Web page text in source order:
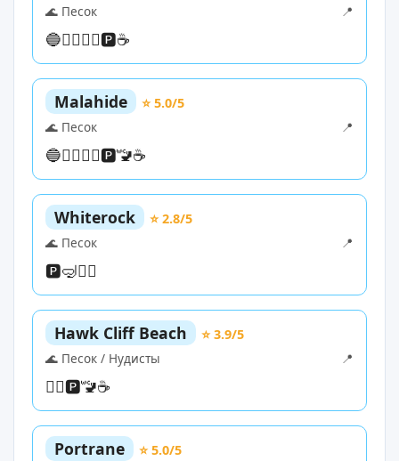
🌊 Песок
📍
🔵🏊‍♀️🏄‍♀️🅿️☕
Malahide
⭐ 5.0/5
🌊 Песок
📍
🔵🏊‍♀️🏄‍♀️🅿️🚾☕
Whiterock
⭐ 2.8/5
🌊 Песок
📍
🅿️🤿🏄‍♀️
Hawk Cliff Beach
⭐ 3.9/5
🌊 Песок / Нудисты
📍
🏊‍♀️🅿️🚾☕
Portrane ⭐ 5.0/5